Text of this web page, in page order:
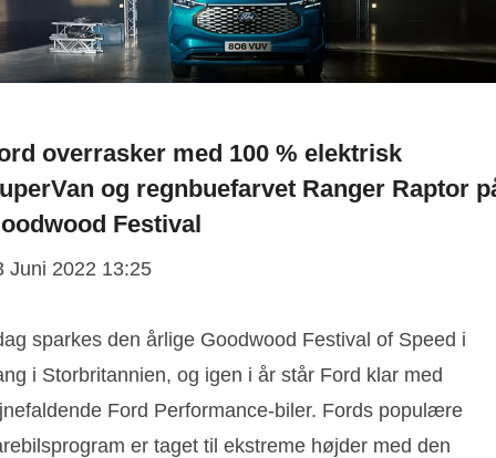
overrasker med 100 % elektrisk
og regnbuefarvet Ranger Raptor
Festival
Juni 2022 13:25
sparkes den årlige Goodwood Festival of Speed i
i Storbritannien, og igen i år står Ford klar med
Ford Performance-biler. Fords populære
er taget til ekstreme højder med den